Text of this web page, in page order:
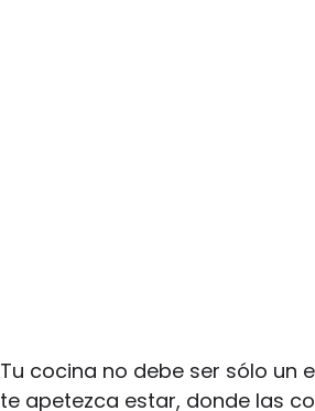
Tu cocina no debe ser sólo un
te apetezca estar, donde las